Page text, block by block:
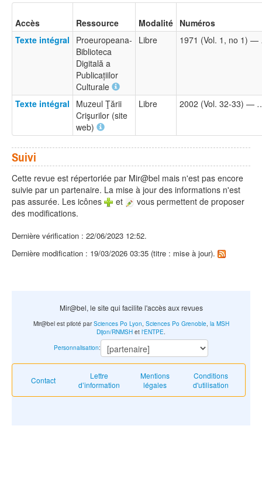
Accès Ressource Modalité Numéros
Texte intégral
Proeuropeana-
Biblioteca
Digitală a
Publicațiilor
Culturale
Libre 1971 (Vol. 1, no 1)
Texte intégral
Muzeul Ţării
Crişurilor (site
web)
Libre 2002 (Vol. 32-33) —
Suivi
Cette revue est répertoriée par Mir@bel mais n'est pas encore
suivie par un partenaire. La mise à jour des informations n'est
pas assurée. Les icônes
et
vous permettent de proposer
des modifications.
Dernière vérification : 22/06/2023 12:52.
Dernière modification : 19/03/2026 03:35 (titre : mise à jour).
Mir@bel, le site qui facilite l'accès aux revues
Contact
Lettre
d’information
Mentions
légales
Conditions
d'utilisation
Mir@bel est piloté parSciences Po Lyon, Sciences Po Grenoble, la MSH
Dijon/RNMSH et l'ENTPE.
Personnalisation: